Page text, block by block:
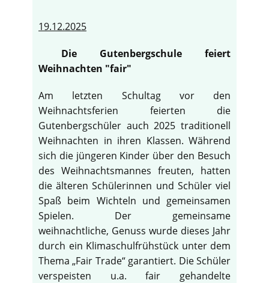
19.12.2025
Die Gutenbergschule feiert
Weihnachten "fair"
Am letzten Schultag vor den
Weihnachtsferien feierten die
Gutenbergschüler auch 2025 traditionell
Weihnachten in ihren Klassen. Während
sich die jüngeren Kinder über den Besuch
des Weihnachtsmannes freuten, hatten
die älteren Schülerinnen und Schüler viel
Spaß beim Wichteln und gemeinsamen
Spielen. Der gemeinsame
weihnachtliche, Genuss wurde dieses Jahr
durch ein Klimaschulfrühstück unter dem
Thema „Fair Trade“ garantiert. Die Schüler
verspeisten u.a. fair gehandelte